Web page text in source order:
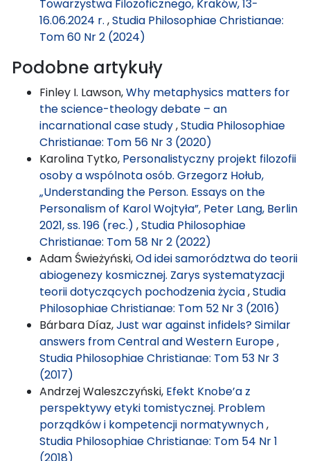
Towarzystwa Filozoficznego, Kraków, 13-
16.06.2024 r. ,Studia Philosophiae Christianae:
Tom 60 Nr 2 (2024)
Podobne artykuły
Finley I. Lawson,Why metaphysics matters for
the science-theology debate – an
incarnational case study,Studia Philosophiae
Christianae: Tom 56 Nr 3 (2020)
Karolina Tytko, Personalistyczny projekt filozofii
osoby a wspólnota osób. Grzegorz Hołub,
„Understanding the Person. Essays on the
Personalism of Karol Wojtyła”, Peter Lang, Berlin
2021, ss. 196 (rec.) ,Studia Philosophiae
Christianae: Tom 58 Nr 2 (2022)
Adam Świeżyński,Od idei samorództwa do teorii
abiogenezy kosmicznej. Zarys systematyzacji
teorii dotyczących pochodzenia życia,Studia
Philosophiae Christianae: Tom 52 Nr 3 (2016)
Bárbara Díaz,Just war against infidels? Similar
answers from Central and Western Europe,
Studia Philosophiae Christianae: Tom 53 Nr 3
(2017)
Andrzej Waleszczyński, Efekt Knobe’a z
perspektywy etyki tomistycznej. Problem
porządków i kompetencji normatywnych,
Studia Philosophiae Christianae: Tom 54 Nr 1